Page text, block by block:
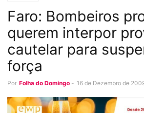
Faro: Bombeiros
querem interpor
cautelar para
força
Por Folha do Domingo - 16 de Dezembro de